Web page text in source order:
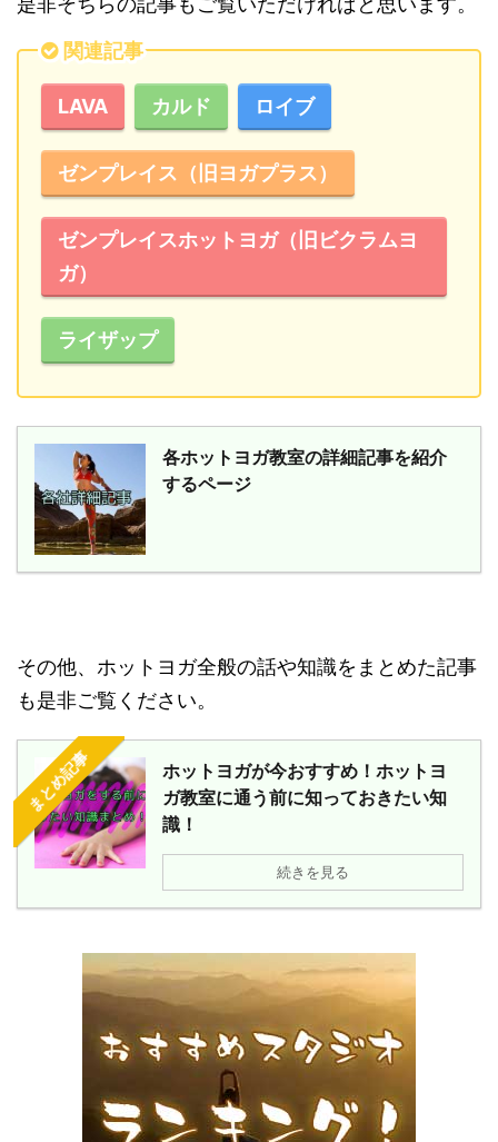
関連記事
LAVA カルド ロイブ
ゼンプレイス（旧ヨガプラス）
ゼンプレイスホットヨガ（旧ビクラムヨ
ガ）
ライザップ
各ホットヨガ教室の詳細記事を紹介
するページ
その他、ホットヨガ全般の話や知識をまとめた記事
も是非ご覧ください。
まとめ記事
ホットヨガが今おすすめ！ホットヨ
ガ教室に通う前に知っておきたい知
識！
続きを見る